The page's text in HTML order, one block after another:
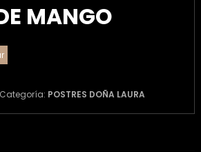
MANGO
Categoría: POSTRES DOÑA LAURA